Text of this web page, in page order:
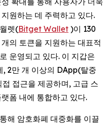
원하는 데 주력하고 있다.
렛(Bitget Wallet )이 130
의 토큰을 지원하는 대표적
운영되고 있다. 이 지갑은
, 2만 개 이상의 DApp(탈중
접근을 제공하며, 고급 스
폼 내에 통합하고 있다.
해 암호화폐 대중화를 이끌